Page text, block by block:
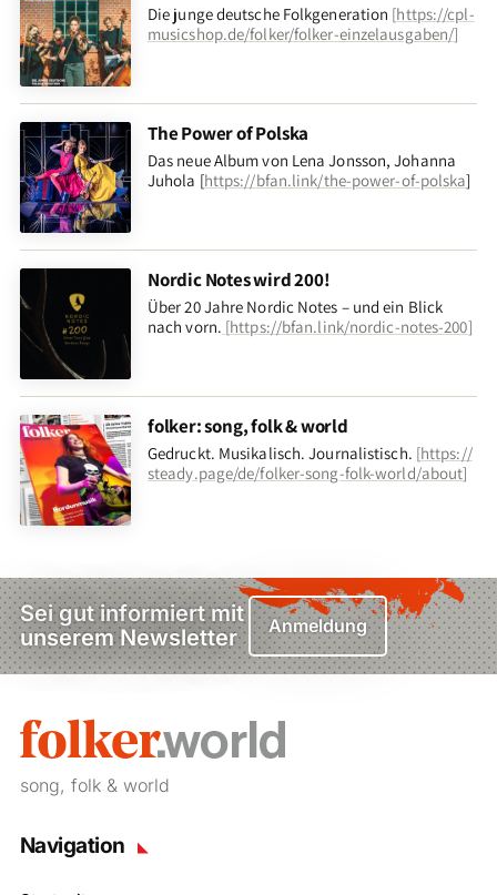
Die junge deutsche Folkgeneration [https://cpl-
musicshop.de/folker/folker-einzelausgaben/]
The Power of Polska
Das neue Album von Lena Jonsson, Johanna
Juhola [https://bfan.link/the-power-of-polska]
Nordic Notes wird 200!
Über 20 Jahre Nordic Notes – und ein Blick
nach vorn. [https://bfan.link/nordic-notes-200]
folker: song, folk & world
Gedruckt. Musikalisch. Journalistisch. [https://
steady.page/de/folker-song-folk-world/about]
Sei gut informiert mit
unserem Newsletter
Anmeldung
song, folk & world
Navigation